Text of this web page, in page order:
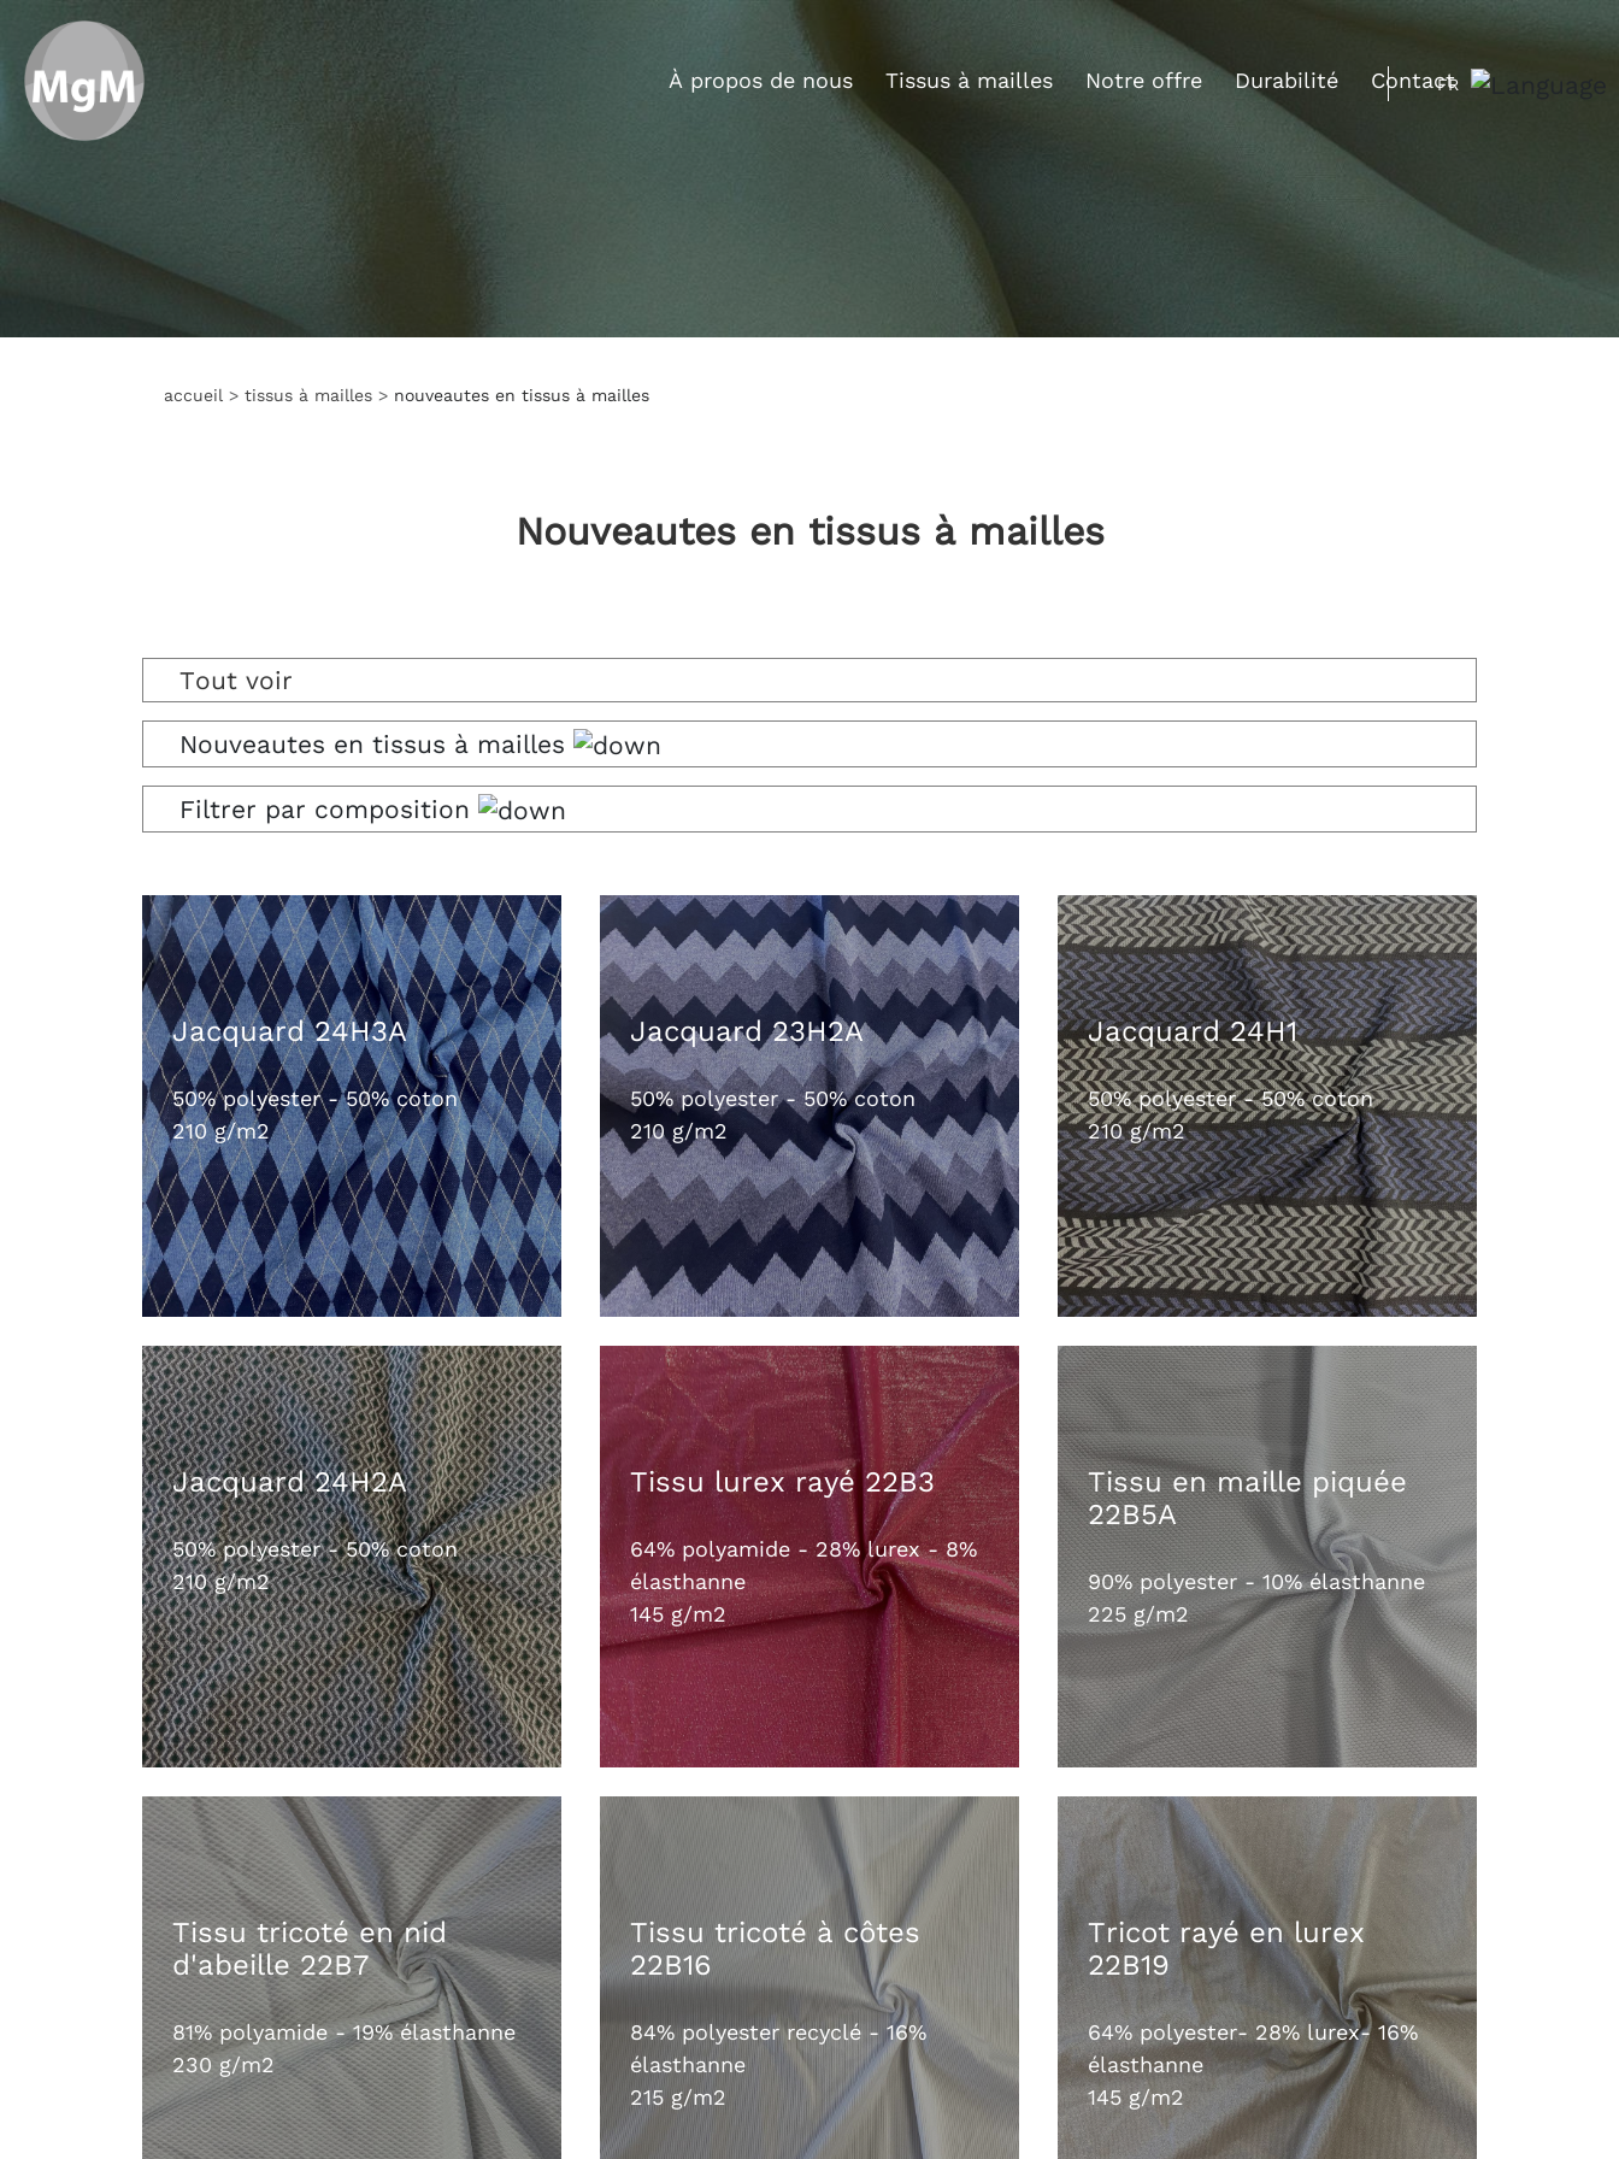
À propos de nous Tissus à mailles Notre offre Durabilité Contact
FR
accueil > tissus à mailles > nouveautes en tissus à mailles
Nouveautes en tissus à mailles
Tout voir
Nouveautes en tissus à mailles
Filtrer par composition
Jacquard 24H3A
50% polyester - 50% coton
210 g/m2
Jacquard 23H2A
50% polyester - 50% coton
210 g/m2
Jacquard 24H1
50% polyester - 50% coton
210 g/m2
Jacquard 24H2A
50% polyester - 50% coton
210 g/m2
Tissu lurex rayé 22B3
64% polyamide - 28% lurex - 8%
élasthanne
145 g/m2
Tissu en maille piquée
22B5A
90% polyester - 10% élasthanne
225 g/m2
Tissu tricoté en nid
d'abeille 22B7
81% polyamide - 19% élasthanne
230 g/m2
Tissu tricoté à côtes
22B16
84% polyester recyclé - 16%
élasthanne
215 g/m2
Tricot rayé en lurex
22B19
64% polyester- 28% lurex- 16%
élasthanne
145 g/m2